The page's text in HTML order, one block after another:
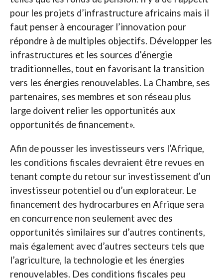
pour les projets d’infrastructure africains mais il
faut penser à encourager l’innovation pour
répondre à de multiples objectifs. Développer les
infrastructures et les sources d’énergie
traditionnelles, tout en favorisant la transition
vers les énergies renouvelables. La Chambre, ses
partenaires, ses membres et son réseau plus
large doivent relier les opportunités aux
opportunités de financement».
Afin de pousser les investisseurs vers l’Afrique,
les conditions fiscales devraient être revues en
tenant compte du retour sur investissement d’un
investisseur potentiel ou d’un explorateur. Le
financement des hydrocarbures en Afrique sera
en concurrence non seulement avec des
opportunités similaires sur d’autres continents,
mais également avec d’autres secteurs tels que
l’agriculture, la technologie et les énergies
renouvelables. Des conditions fiscales peu